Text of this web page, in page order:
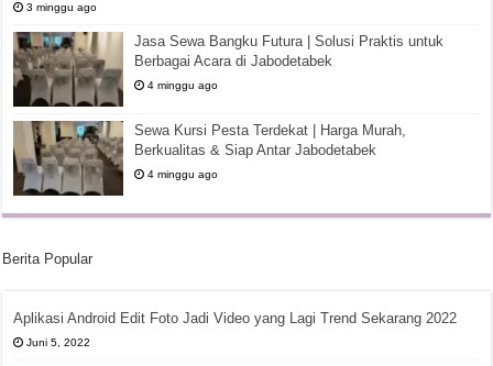
3 minggu ago
Jasa Sewa Bangku Futura | Solusi Praktis untuk
Berbagai Acara di Jabodetabek
4 minggu ago
Sewa Kursi Pesta Terdekat | Harga Murah,
Berkualitas & Siap Antar Jabodetabek
4 minggu ago
Berita Popular
Aplikasi Android Edit Foto Jadi Video yang Lagi Trend Sekarang 2022
Juni 5, 2022